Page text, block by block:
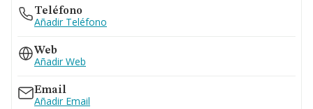
Teléfono
Añadir Teléfono
Web
Añadir Web
Email
Añadir Email